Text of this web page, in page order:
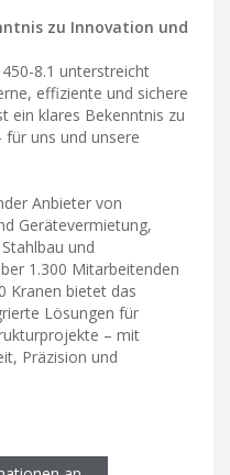
zu Innovation und
8.1 unterstreicht
effiziente und sichere
ein klares Bekenntnis zu
uns und unsere
Anbieter von
Gerätevermietung,
und
1.300 Mitarbeitenden
Kranen bietet das
Lösungen für
– mit
Präzision und